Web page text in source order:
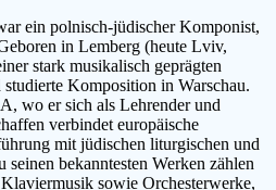
ein polnisch-jüdischer Komponist,
in Lemberg (heute Lviv,
stark musikalisch geprägten
Komposition in Warschau.
wo er sich als Lehrender und
verbindet europäische
mit jüdischen liturgischen und
bekanntesten Werken zählen
sowie Orchesterwerke,